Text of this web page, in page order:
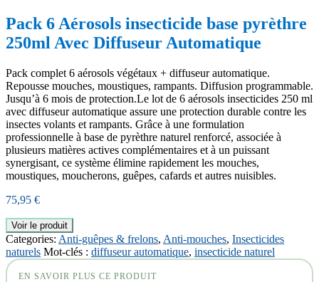
Pack 6 Aérosols insecticide base pyrèthre
250ml Avec Diffuseur Automatique
Pack complet 6 aérosols végétaux + diffuseur automatique.
Repousse mouches, moustiques, rampants. Diffusion programmable.
Jusqu’à 6 mois de protection.Le lot de 6 aérosols insecticides 250 ml
avec diffuseur automatique assure une protection durable contre les
insectes volants et rampants. Grâce à une formulation
professionnelle à base de pyrèthre naturel renforcé, associée à
plusieurs matières actives complémentaires et à un puissant
synergisant, ce système élimine rapidement les mouches,
moustiques, moucherons, guêpes, cafards et autres nuisibles.
75,95 €
Voir le produit
Categories: Anti-guêpes & frelons, Anti-mouches, Insecticides
naturels Mot-clés : diffuseur automatique, insecticide naturel
EN SAVOIR PLUS CE PRODUIT